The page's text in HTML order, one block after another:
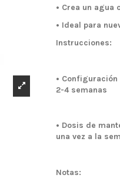
• Crea un
• Ideal para
Instrucciones:
•
2-4 semanas
• Dosis de
una vez a la
Notas: